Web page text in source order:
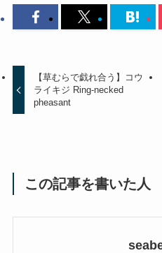
【草むらで戯れ合う】コウ
ライキジ Ring-necked
pheasant
この記事を書いた人